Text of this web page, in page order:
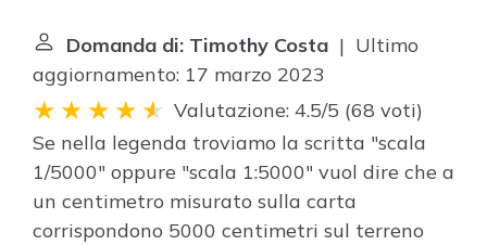
Domanda di: Timothy Costa | Ultimo
aggiornamento: 17 marzo 2023
Valutazione: 4.5/5 (68 voti)
Se nella legenda troviamo la scritta "scala
1/5000" oppure "scala 1:5000" vuol dire che a
un centimetro misurato sulla carta
corrispondono 5000 centimetri sul terreno